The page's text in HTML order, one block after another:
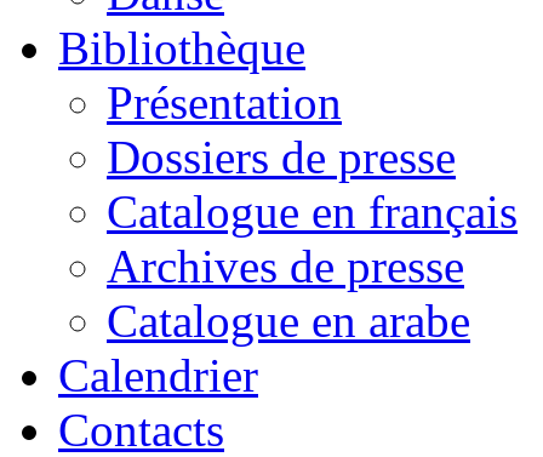
Bibliothèque
Présentation
Dossiers de presse
Catalogue en français
Archives de presse
Catalogue en arabe
Calendrier
Contacts